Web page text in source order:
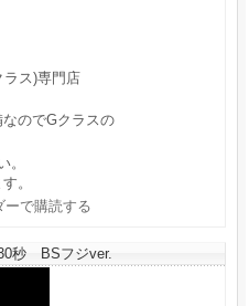
ラス)専門店
のでGクラスの
。
。
秒 BSフジver.